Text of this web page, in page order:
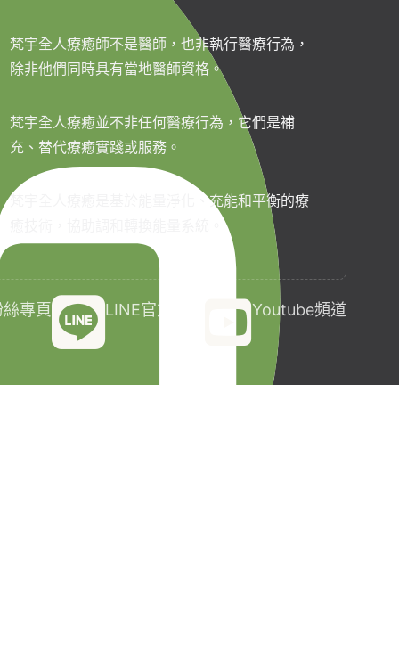
梵宇全人療癒師不是醫師，也非執行醫療行為，
除非他們同時具有當地醫師資格。
梵宇全人療癒並不非任何醫療行為，它們是補
充、替代療癒實踐或服務。
梵宇全人療癒是基於能量淨化、充能和平衡的療
專頁 LINE官方帳號 Youtube頻道